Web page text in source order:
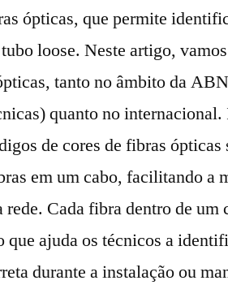
ópticas, que permite
loose. Neste artigo,
tanto no âmbito da
quanto no
de cores de fibras
em um cabo, facilitando a
rede. Cada fibra dentro de
que ajuda os técnicos a
durante a instalação ou